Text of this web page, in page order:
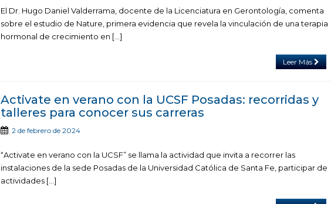
El Dr. Hugo Daniel Valderrama, docente de la Licenciatura en Gerontología, comenta
sobre el estudio de Nature, primera evidencia que revela la vinculación de una terapia
hormonal de crecimiento en […]
Leer Más
Activate en verano con la UCSF Posadas: recorridas y
talleres para conocer sus carreras
2 de febrero de 2024
“Activate en verano con la UCSF” se llama la actividad que invita a recorrer las
instalaciones de la sede Posadas de la Universidad Católica de Santa Fe, participar de
actividades […]